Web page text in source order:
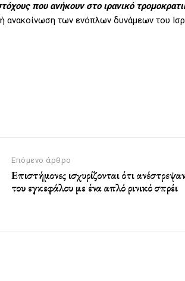
που ανήκουν στο ιρανικό
ανακοίνωση των ενόπλων δυνάμεων του
Επόμενο άρθρο
Επιστήμονες ισχυρίζονται ότι
του εγκεφάλου με ένα απλό ρινικό σπρέι